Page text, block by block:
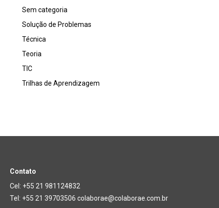
Sem categoria
Solução de Problemas
Técnica
Teoria
TIC
Trilhas de Aprendizagem
Contato
Cel: +55 21 981124832
Tel: +55 21 39703506 colaborae@colaborae.com.br